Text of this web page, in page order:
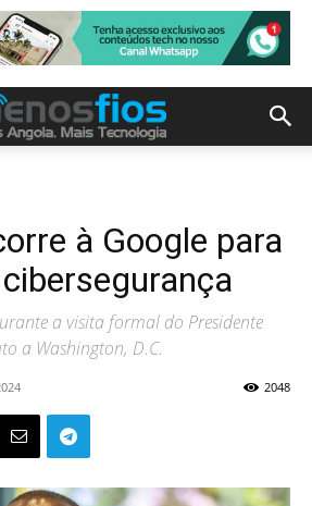
à Google para
a visita formal do Presidente
a Washington, D.C.
2048